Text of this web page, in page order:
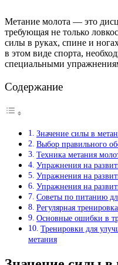
Метание молота — это
требующая не только
силы в руках, спине и
в этом виде спорта,
специальными
Содержание
Значение силы в
Выбор правильного
Техника метания
Упражнения на
Упражнения на
Упражнения на
Советы по питанию
Регулярная
Основные ошибки в
Тренировки для
метания